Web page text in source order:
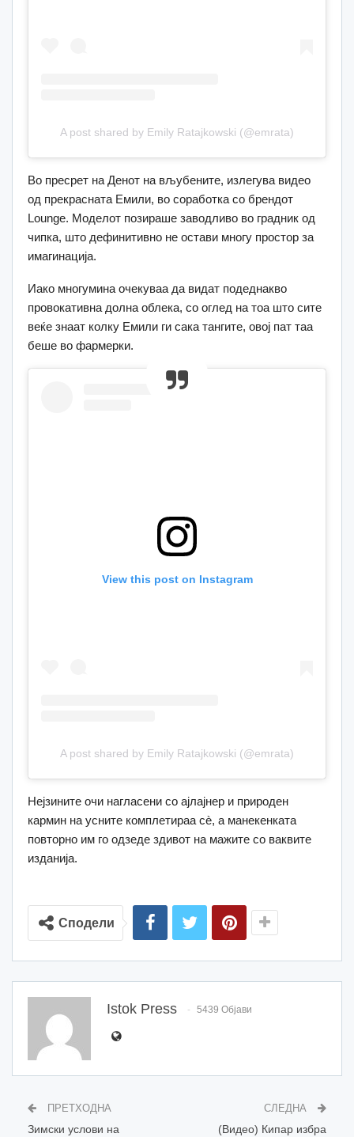
A post shared by Emily Ratajkowski (@emrata)
Во пресрет на Денот на вљубените, излегува видео
од прекрасната Емили, во соработка со брендот
Lounge. Моделот позираше заводливо во градник од
чипка, што дефинитивно не остави многу простор за
имагинација.
Иако многумина очекуваа да видат подеднакво
провокативна долна облека, со оглед на тоа што сите
веќе знаат колку Емили ги сака тангите, овој пат таа
беше во фармерки.
View this post on Instagram
A post shared by Emily Ratajkowski (@emrata)
Нејзините очи нагласени со ајлајнер и природен
кармин на усните комплетираа сè, а манекенката
повторно им го одзеде здивот на мажите со ваквите
изданија.
Сподели
Istok Press 5439 Објави
ПРЕТХОДНА
Зимски услови на
СЛЕДНА
(Видео) Кипар избра